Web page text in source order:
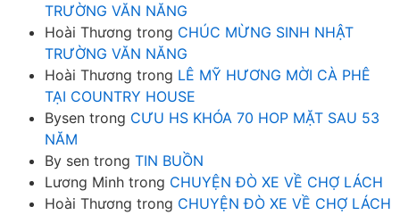
TRƯỜNG VĂN NĂNG
Hoài Thương trong CHÚC MỪNG SINH NHẬT
TRƯỜNG VĂN NĂNG
Hoài Thương trong LÊ MỸ HƯƠNG MỜI CÀ PHÊ
TẠI COUNTRY HOUSE
Bysen trong CƯU HS KHÓA 70 HOP MẶT SAU 53
NĂM
By sen trong TIN BUỒN
Lương Minh trong CHUYỆN ĐÒ XE VỀ CHỢ LÁCH
Hoài Thương trong CHUYỆN ĐÒ XE VỀ CHỢ LÁCH